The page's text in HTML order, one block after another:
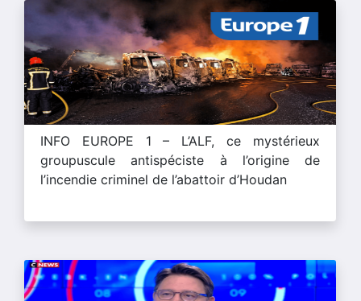
INFO EUROPE 1 – L’ALF, ce mystérieux
groupuscule antispéciste à l’origine de
l’incendie criminel de l’abattoir d’Houdan